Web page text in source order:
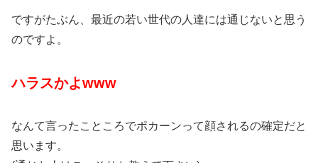
ですがたぶん、最近の若い世代の人達には通じないと思う
のですよ。
ハラスかよwww
なんて言ったこところでポカーンって顔されるの確定だと
思います。